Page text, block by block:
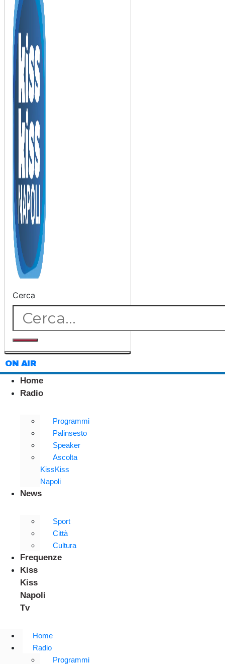
Cerca
ON AIR
Home
Radio
Programmi
Palinsesto
Speaker
Ascolta
KissKiss
Napoli
News
Sport
Città
Cultura
Frequenze
Kiss
Kiss
Napoli
Tv
Home
Radio
Programmi